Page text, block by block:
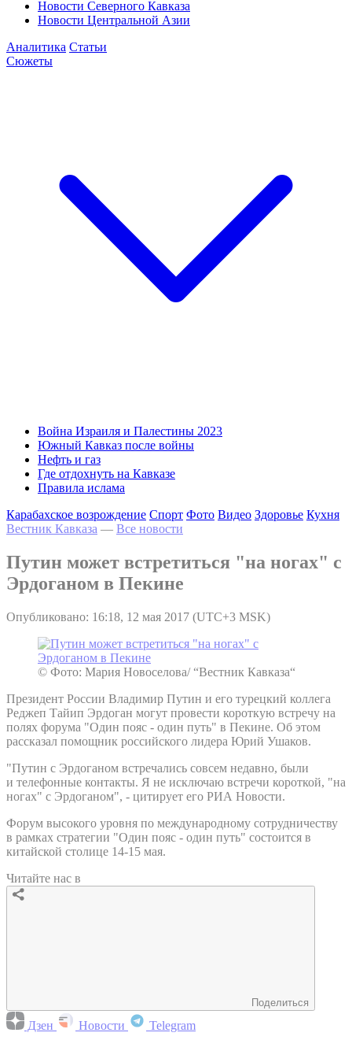
Новости Северного Кавказа
Новости Центральной Азии
Аналитика Статьи
Сюжеты
Война Израиля и Палестины 2023
Южный Кавказ после войны
Нефть и газ
Где отдохнуть на Кавказе
Правила ислама
Карабахское возрождение Спорт Фото Видео Здоровье Кухня
Вестник Кавказа — Все новости
Путин может встретиться "на ногах" с
Эрдоганом в Пекине
Опубликовано: 16:18, 12 мая 2017 (UTC+3 MSK)
© Фото: Мария Новоселова/ “Вестник Кавказа“
Президент России Владимир Путин и его турецкий коллега
Реджеп Тайип Эрдоган могут провести короткую встречу на
полях форума "Один пояс - один путь" в Пекине. Об этом
рассказал помощник российского лидера Юрий Ушаков.
"Путин с Эрдоганом встречались совсем недавно, были
и телефонные контакты. Я не исключаю встречи короткой, "на
ногах" с Эрдоганом", - цитирует его РИА Новости.
Форум высокого уровня по международному сотрудничеству
в рамках стратегии "Один пояс - один путь" состоится в
китайской столице 14-15 мая.
Читайте нас в
Поделиться
Дзен Новости Telegram